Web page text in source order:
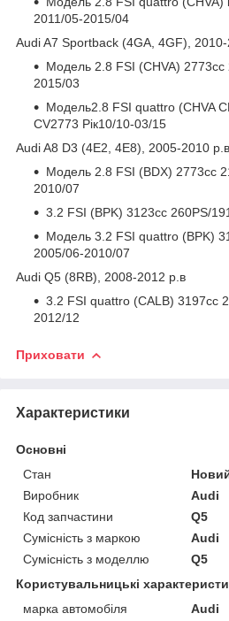
2011/05-2015/04
Audi A7 Sportback (4GA, 4GF),
Модель 2.8 FSI (CHVA) 2773cc
2015/03
Модель2.8 FSI quattro (CHVA
CV2773 Рік10/10-03/15
Audi A8 D3 (4E2, 4E8), 2005-2010 р.в
Модель 2.8 FSI (BDX) 2773cc
2010/07
3.2 FSI (BPK) 3123cc 260PS/
Модель 3.2 FSI quattro (BPK)
2005/06-2010/07
Audi Q5 (8RB), 2008-2012 р.в
3.2 FSI quattro (CALB) 3197cc
2012/12
Приховати
Характеристики
Основні
Стан
Виробник
Audi
Код запчастини
Q5
Сумісність з маркою
Audi
Сумісність з моделлю
Q5
Користувальницькі
марка автомобіля
Audi